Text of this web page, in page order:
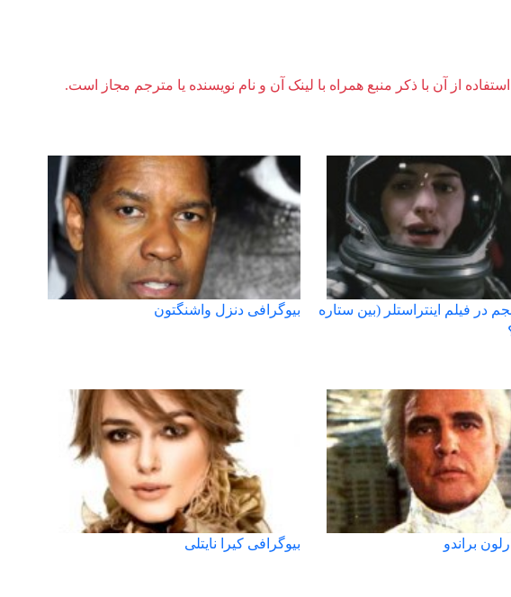
از آن با ذکر منبع همراه با لینک آن و نام نویسنده یا مترجم مجاز است.
در فيلم اينتراستلر (بين ستاره
بیوگرافی دنزل واشنگتون
براندو بیوگرافی کیرا نایتلی